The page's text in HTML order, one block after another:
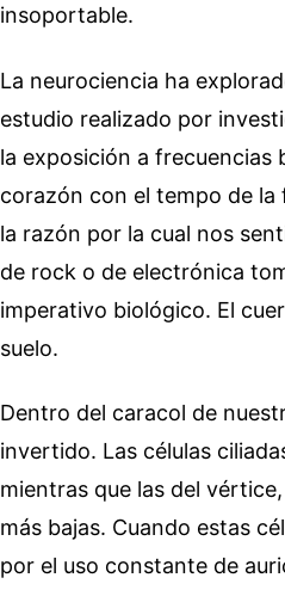
insoportable.
La neurociencia ha
estudio realizado por
la exposición a frecuencias
corazón con el tempo de
la razón por la cual nos
de rock o de electrónica
imperativo biológico. El
suelo.
Dentro del caracol de
invertido. Las células
mientras que las del
más bajas. Cuando estas
por el uso constante de